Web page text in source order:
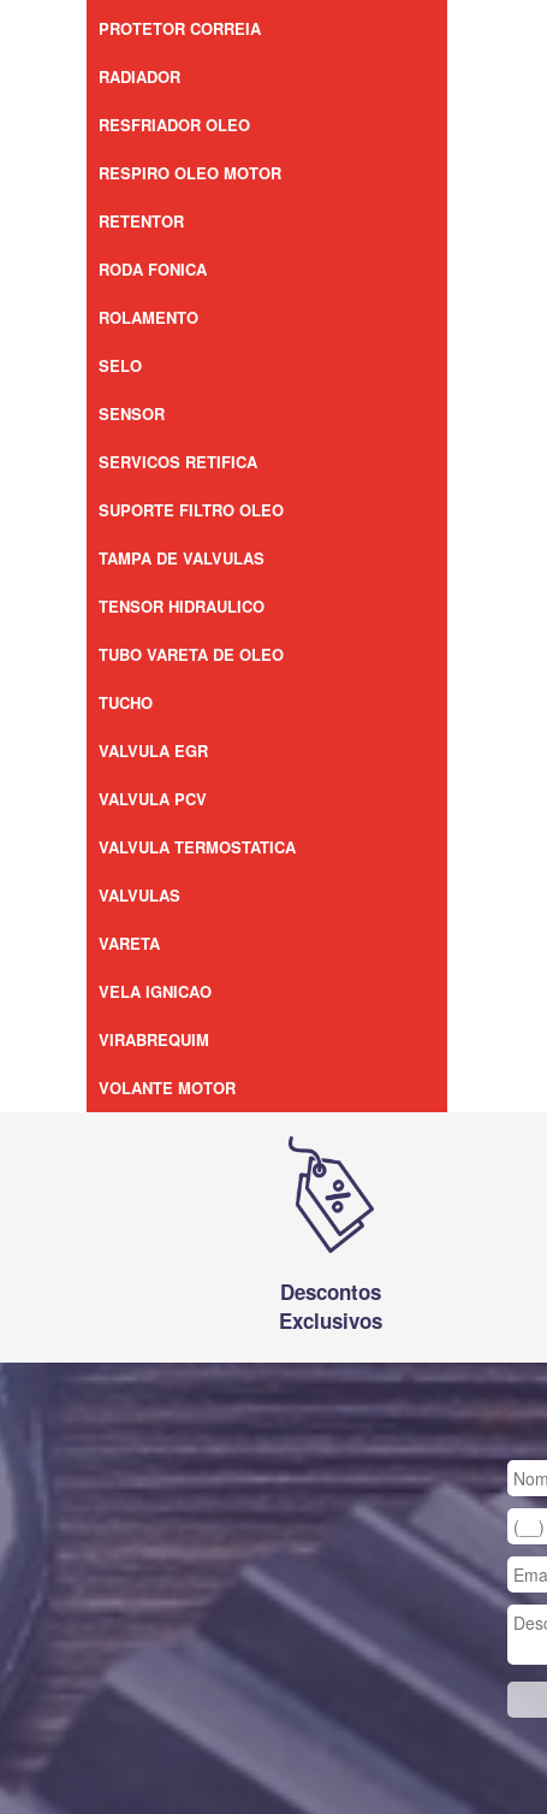
PROTETOR CORREIA
RADIADOR
RESFRIADOR OLEO
RESPIRO OLEO MOTOR
RETENTOR
RODA FONICA
ROLAMENTO
SELO
SENSOR
SERVICOS RETIFICA
SUPORTE FILTRO OLEO
TAMPA DE VALVULAS
TENSOR HIDRAULICO
TUBO VARETA DE OLEO
TUCHO
VALVULA EGR
VALVULA PCV
VALVULA TERMOSTATICA
VALVULAS
VARETA
VELA IGNICAO
VIRABREQUIM
VOLANTE MOTOR
Descontos
Exclusivos